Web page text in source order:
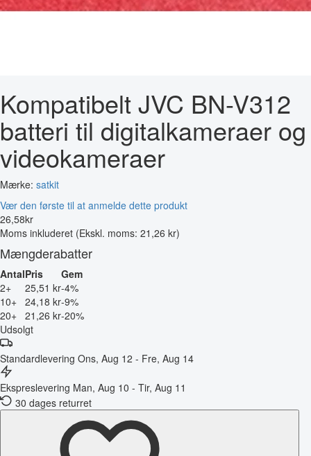
Kompatibelt JVC BN-V312
batteri til digitalkameraer og
videokameraer
Mærke: satkit
Vær den første til at anmelde dette produkt
26,58kr
Moms inkluderet (Ekskl. moms: 21,26 kr)
Mængderabatter
AntalPris
Gem
2+
25,51 kr-4%
10+ 24,18 kr-9%
20+ 21,26 kr-20%
Udsolgt
Standardlevering Ons, Aug 12 - Fre, Aug 14
Ekspreslevering Man, Aug 10 - Tir, Aug 11
30 dages returret